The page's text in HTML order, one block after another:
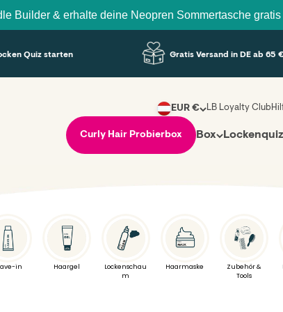
erhalte deine Neopren Sommertasche gratis mit dazu!
Quiz starten Gratis Versand in DE ab 65
EUR € LB Loyalty Club
Curly Hair Probierbox Box Lockenquiz
in Haargel
Lockenschau
m
Haarmaske
Zubehör &
Tools